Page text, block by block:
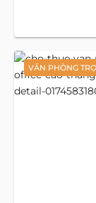
VĂN PHÒNG